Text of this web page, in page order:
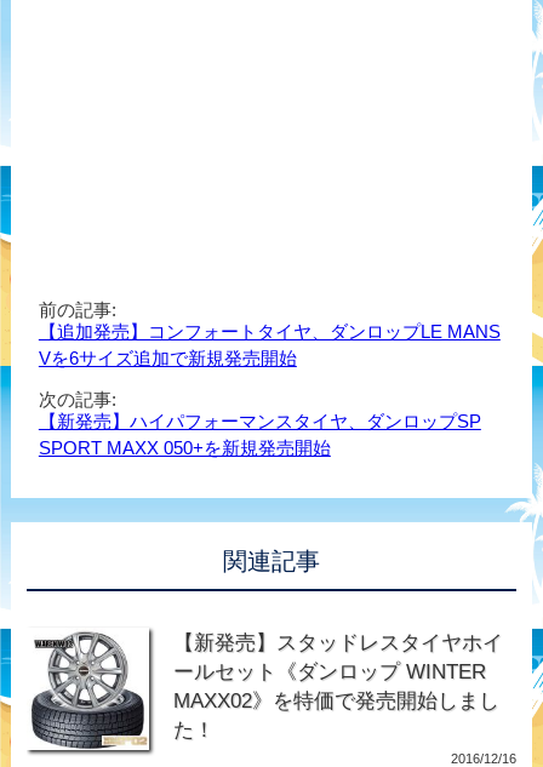
前の記事:
【追加発売】コンフォートタイヤ、ダンロップLE MANS
Vを6サイズ追加で新規発売開始
次の記事:
【新発売】ハイパフォーマンスタイヤ、ダンロップSP
SPORT MAXX 050+を新規発売開始
関連記事
【新発売】スタッドレスタイヤホイ
ールセット《ダンロップ WINTER
MAXX02》を特価で発売開始しまし
た！
2016/12/16